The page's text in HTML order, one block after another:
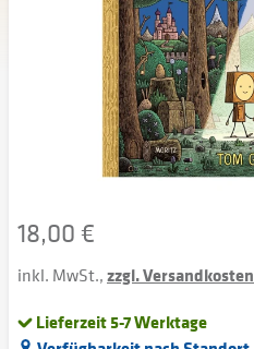
18,00 €
inkl. MwSt.,zzgl. Versandkosten
Lieferzeit 5-7 Werktage